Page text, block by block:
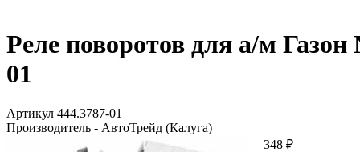
Реле поворотов для а/м
01
Артикул 444.3787-01
Производитель - АвтоТрейд (Калуга)
348 ₽